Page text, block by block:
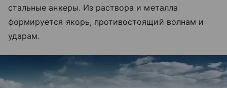
стальные анкеры. Из раствора и металла
формируется якорь, противостоящий волнам и
ударам.